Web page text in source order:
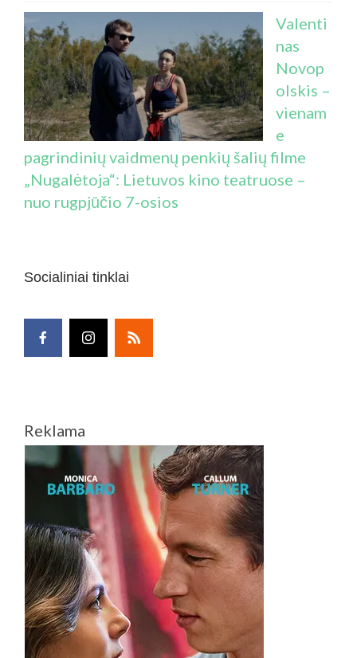
Valenti
nas
Novop
olskis –
vienam
e
pagrindinių vaidmenų penkių šalių filme
„Nugalėtoja“: Lietuvos kino teatruose –
nuo rugpjūčio 7-osios
Socialiniai tinklai
Reklama